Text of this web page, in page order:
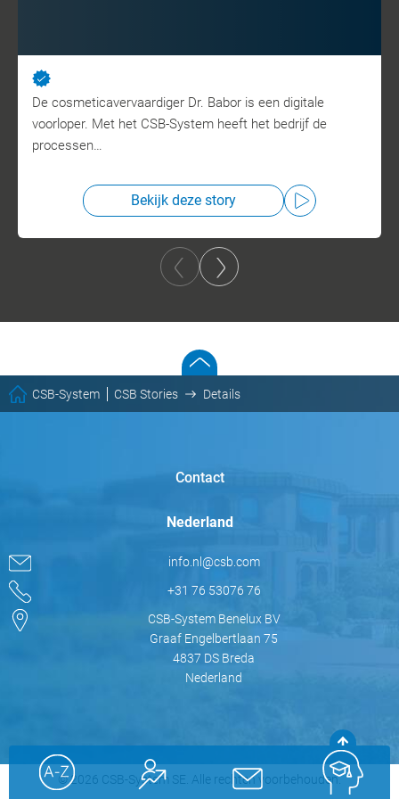
De cosmeticavervaardiger Dr. Babor is een digitale
voorloper. Met het CSB-System heeft het bedrijf de
processen…
Bekijk deze story
CSB-System CSB Stories Details
Contact
Nederland
info.nl@csb.com
+31 76 53076 76
CSB-System Benelux BV
Graaf Engelbertlaan 75
4837 DS Breda
Nederland
© 2026 CSB-System SE. Alle rechten voorbehouden.